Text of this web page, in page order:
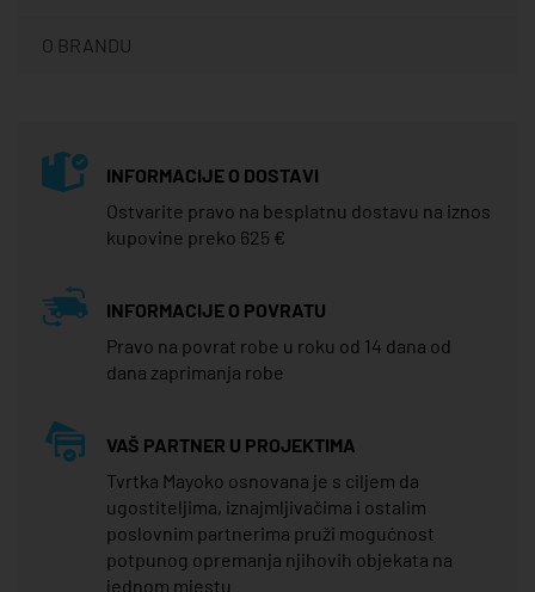
O BRANDU
INFORMACIJE O DOSTAVI
Ostvarite pravo na besplatnu dostavu na iznos
kupovine preko 625 €
INFORMACIJE O POVRATU
Pravo na povrat robe u roku od 14 dana od
dana zaprimanja robe
VAŠ PARTNER U PROJEKTIMA
Tvrtka Mayoko osnovana je s ciljem da
ugostiteljima, iznajmljivačima i ostalim
poslovnim partnerima pruži mogućnost
potpunog opremanja njihovih objekata na
jednom mjestu